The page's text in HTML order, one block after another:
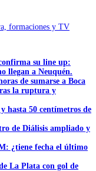
formaciones y TV
su line up:
llegan a Neuquén.
de sumarse a Boca
la ruptura y
hasta 50 centímetros de
de Diálisis ampliado y
¿tiene fecha el último
La Plata con gol de